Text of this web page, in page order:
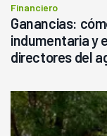
Financiero
Ganancias:
indumentaria y
directores del